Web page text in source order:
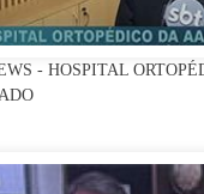
- HOSPITAL